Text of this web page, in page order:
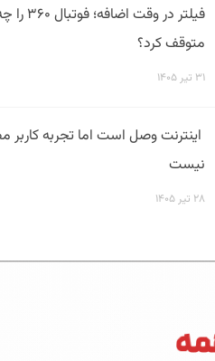
فیلتر در وقت
متوقف کرد؟
۳۱ تیر ۱۴۰۵
اینترنت وصل است اما تجربه کاربر
نیست
۲۸ تیر ۱۴۰۵